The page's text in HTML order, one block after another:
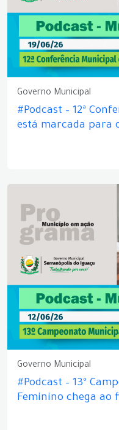
Governo Municipal
#Podcast – 12ª
está marcada para
Governo Municipal
#Podcast – 13º
Feminino chega ao